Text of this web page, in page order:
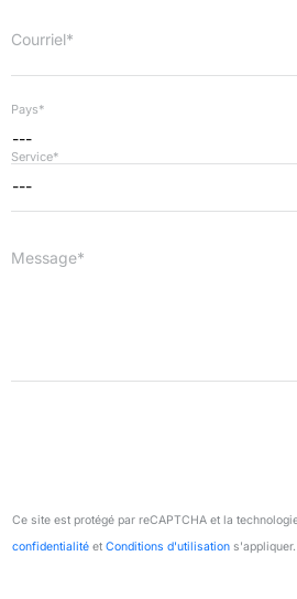
Courriel*
---
Pays*
---
Service*
Message*
Ce site est protégé par reCAPTCHA et la
confidentialité et Conditions d'utilisation s'appliquer.